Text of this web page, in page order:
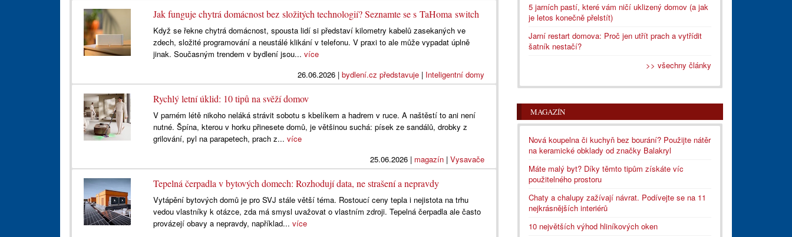
Jak funguje chytrá domácnost bez složitých technologií? Seznamte se s TaHoma switch
Když se řekne chytrá domácnost, spousta lidí si představí kilometry kabelů zasekaných ve
zdech, složité programování a neustálé klikání v telefonu. V praxi to ale může vypadat úplně
jinak. Současným trendem v bydlení jsou...více
26.06.2026| bydlení.cz představuje| Inteligentní domy
Rychlý letní úklid: 10 tipů na svěží domov
V parném létě nikoho neláká strávit sobotu s kbelíkem a hadrem v ruce. A naštěstí to ani není
nutné. Špína, kterou v horku přinesete domů, je většinou suchá: písek ze sandálů, drobky z
grilování, pyl na parapetech, prach z...více
25.06.2026| magazín| Vysavače
Tepelná čerpadla v bytových domech: Rozhodují data, ne strašení a nepravdy
Vytápění bytových domů je pro SVJ stále větší téma. Rostoucí ceny tepla i nejistota na trhu
vedou vlastníky k otázce, zda má smysl uvažovat o vlastním zdroji. Tepelná čerpadla ale často
provázejí obavy a nepravdy, například...více
5 jarních pastí, které vám ničí uklizený domov (a jak
je letos konečně přelstít)
Jarní restart domova: Proč jen utřít prach a vytřídit
šatník nestačí?
>> všechny články
MAGAZÍN
Nová koupelna či kuchyň bez bourání? Použijte nátěr
na keramické obklady od značky Balakryl
Máte malý byt? Díky těmto tipům získáte víc
použitelného prostoru
Chaty a chalupy zažívají návrat. Podívejte se na 11
nejkrásnějších interiérů
10 největších výhod hliníkových oken